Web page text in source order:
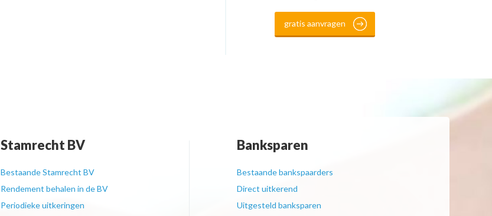
gratis aanvragen
Stamrecht BV
Bestaande Stamrecht BV
Rendement behalen in de BV
Periodieke uitkeringen
Banksparen
Bestaande bankspaarders
Direct uitkerend
Uitgesteld banksparen